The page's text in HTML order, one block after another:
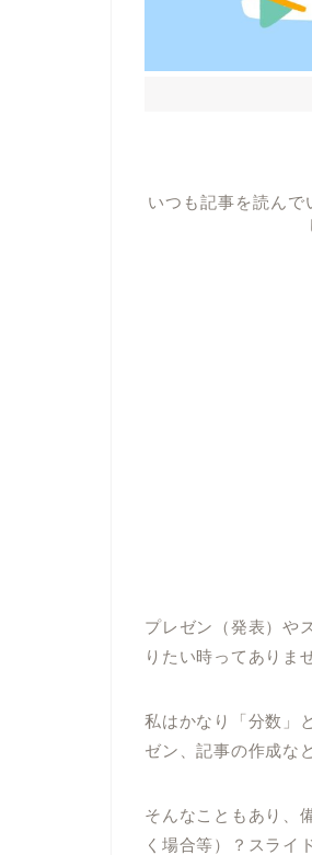
いつも記事を読ん
プレゼン（発表）や
りたい時ってありま
私はかなり「分数」
ゼン、記事の作成な
そんなこともあり、
く場合等）？スライ